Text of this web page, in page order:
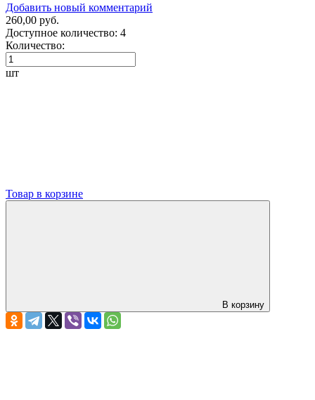
Добавить новый комментарий
260,00 руб.
Доступное количество: 4
Количество:
шт
Товар в корзине
В корзину